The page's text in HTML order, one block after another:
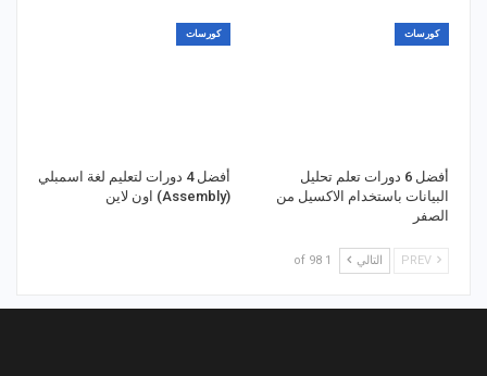
كورسات
أفضل 6 دورات تعلم تحليل
البيانات باستخدام الاكسيل من
الصفر
كورسات
أفضل 4 دورات لتعليم لغة اسمبلي
(Assembly) اون لاين
التالي 1 of 98